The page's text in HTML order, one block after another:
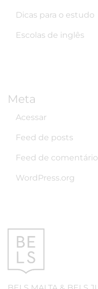
Dicas para o estudo
Escolas de inglês
Meta
Acessar
Feed de posts
Feed de
WordPress.org